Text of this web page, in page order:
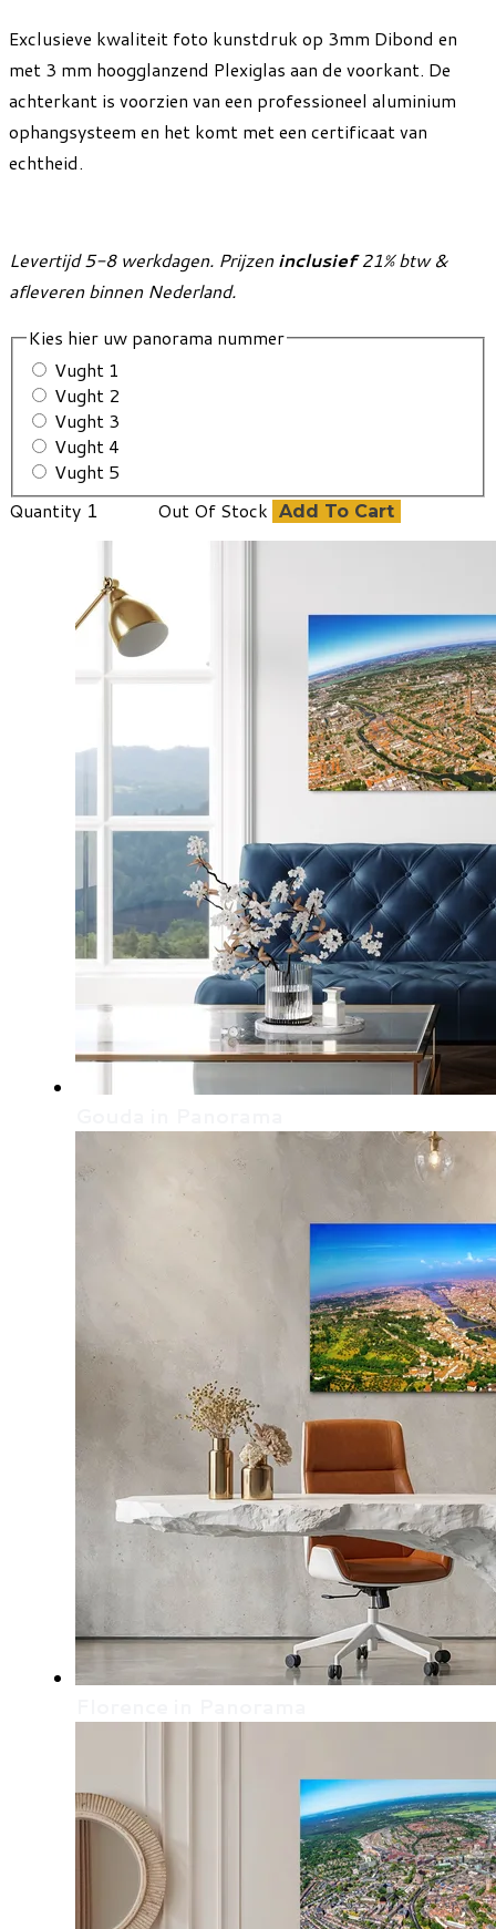
Exclusieve kwaliteit foto kunstdruk op 3mm Dibond en
met 3 mm hoogglanzend Plexiglas aan de voorkant. De
achterkant is voorzien van een professioneel aluminium
ophangsysteem en het komt met een certificaat van
echtheid.
Levertijd 5-8 werkdagen. Prijzeninclusief21% btw &
afleveren binnen Nederland.
Kies hier uw panorama nummer
Vught 1
Vught 2
Vught 3
Vught 4
Vught 5
Quantity
Out Of Stock Add To Cart